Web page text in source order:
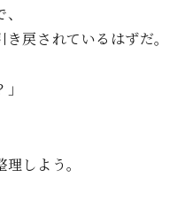
戻されているはずだ。
しよう。